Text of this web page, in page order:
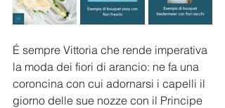
É sempre Vittoria che rende imperativa
la moda dei fiori di arancio: ne fa una
coroncina con cui adornarsi i capelli il
giorno delle sue nozze con il Principe